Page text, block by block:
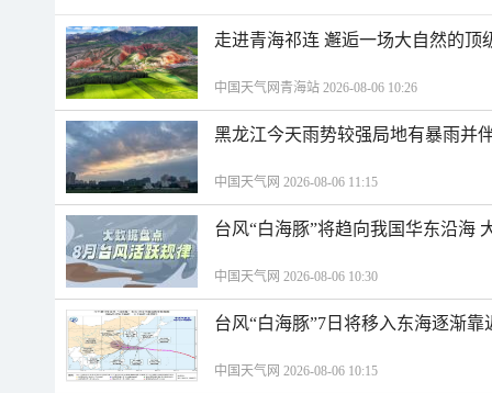
走进青海祁连 邂逅一场大自然的顶
中国天气网青海站 2026-08-06 10:26
黑龙江今天雨势较强局地有暴雨并
中国天气网 2026-08-06 11:15
台风“白海豚”将趋向我国华东沿海
中国天气网 2026-08-06 10:30
台风“白海豚”7日将移入东海逐渐
中国天气网 2026-08-06 10:15